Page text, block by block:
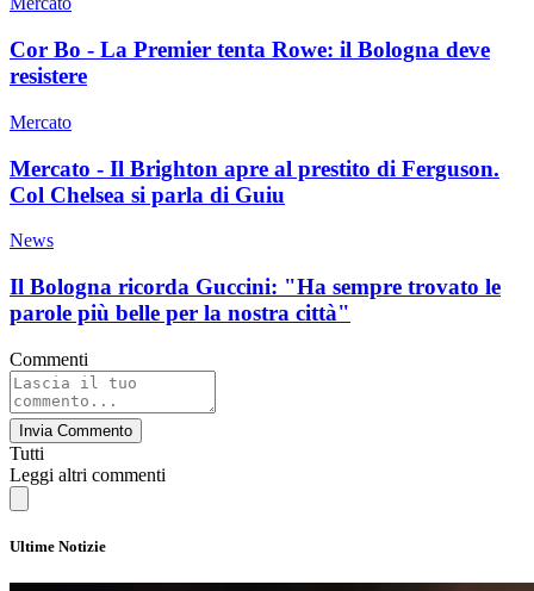
Cor Bo - La Premier tenta Rowe: il Bologna deve
resistere
Mercato
Mercato - Il Brighton apre al prestito di Ferguson.
Col Chelsea si parla di Guiu
News
Il Bologna ricorda Guccini: "Ha sempre trovato le
parole più belle per la nostra città"
Commenti
Invia Commento
Tutti
Leggi altri commenti
Ultime Notizie